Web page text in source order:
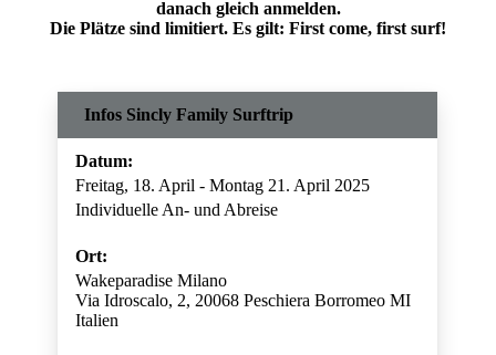
danach gleich anmelden.
Die Plätze sind limitiert. Es gilt: First come, first surf!
Infos Sincly Family Surftrip
Datum:
Freitag, 18. April - Montag 21. April 2025
Individuelle An- und Abreise
Ort:
Wakeparadise Milano
Via Idroscalo, 2, 20068 Peschiera Borromeo MI
Italien